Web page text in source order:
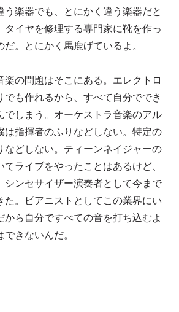
う楽器でも、とにかく違う楽器だと
タイヤを修理する専門家に靴を作っ
。とにかく馬鹿げているよ。
楽の問題はそこにある。エレクトロ
でも作れるから、すべて自分ででき
でしまう。オーケストラ音楽のアル
は指揮者のふりなどしない。特定の
などしない。ティーンネイジャーの
てライブをやったことはあるけど、
シンセサイザー演奏者として今まで
た。ピアニストとしてこの業界にい
から自分ですべての音を打ち込むよ
きないんだ。